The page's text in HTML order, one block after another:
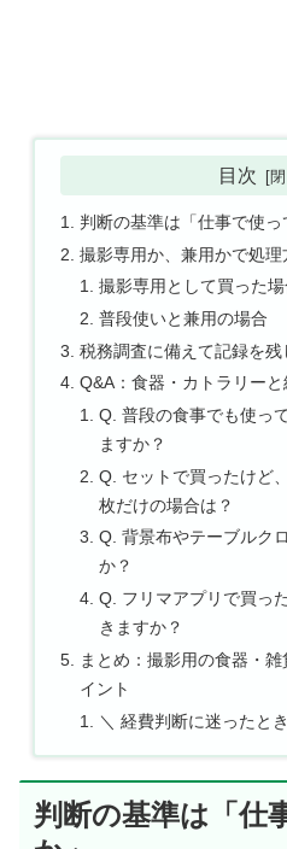
目次
判断の基準は「仕事で使っ
撮影専用か、兼用かで処理
撮影専用として買った場
普段使いと兼用の場合
税務調査に備えて記録を残
Q&A：食器・カトラリー
Q. 普段の食事でも使っ
ますか？
Q. セットで買ったけど
枚だけの場合は？
Q. 背景布やテーブルク
か？
Q. フリマアプリで買っ
きますか？
まとめ：撮影用の食器・
イント
＼ 経費判断に迷ったと
判断の基準は「仕